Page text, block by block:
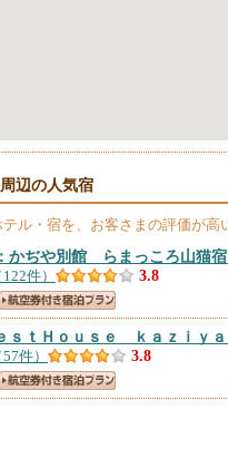
周辺の人気宿
ル・宿を、お客さまの評価が高
かぢや別館 らまっころ山猫宿
件） 3.8
ｓｔＨｏｕｓｅ ｋａｚｉｙａ
件） 3.8